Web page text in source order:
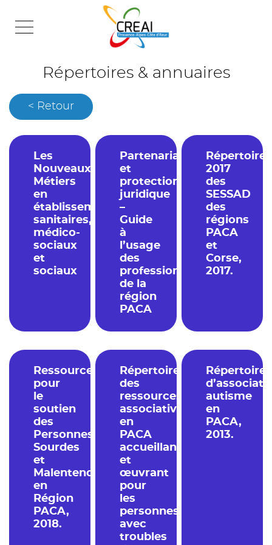
Répertoires & annuaires
< Retour
Les
Nouveaux
Métiers
en
établissements
sanitaires,
médico-
sociaux
et
sociaux
Partenariat
et
protection
juridique
–
Guide
à
l’usage
des
professionnels
de la
région
PACA
Répertoire
2017
des
SESSAD
des
régions
PACA
et
Corse,
2017.
Ressources
pour
le
soutien
des
Personnes
Sourdes
et
Malentendantes
en
Région
PACA,
2018.
Répertoire
des
ressources
associatives
en
PACA
accueillant
et
œuvrant
pour
les
personnes
avec
troubles
Répertoire
autisme
en
PACA,
2013.